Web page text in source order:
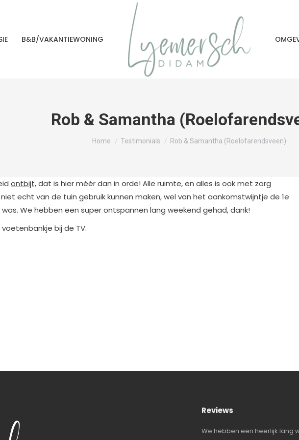
B&B/VAKANTIEWONING
Rob & Samantha
Je bent hier:
Home Testimonials Rob & Samantha (Roelofarendsveen)
ontbijt,dat is hier méér dan in orde! Alle ruimte, en alles is ook met zorg
echt van de tuin gebruik kunnen maken, wel van het aankomstwijntje de 1e
We hebben een super ontspannen lang weekend gehad, dank!
bij de TV.
Reviews
om te verblijven! De
We hebben een heerlijk lang